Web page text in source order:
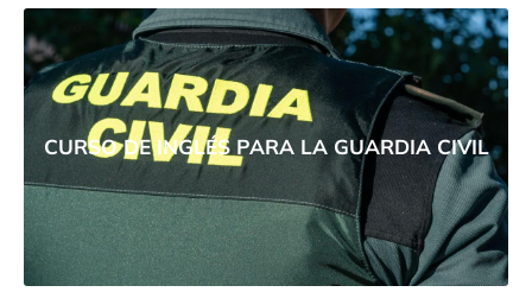
CURSO DE INGLÉS PARA LA GUARDIA CIVIL